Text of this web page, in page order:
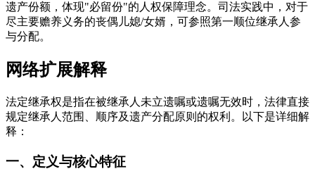
遗产份额，体现"必留份"的人权保障理念。司法实践中，对于
尽主要赡养义务的丧偶儿媳/女婿，可参照第一顺位继承人参
与分配。
网络扩展解释
法定继承权是指在被继承人未立遗嘱或遗嘱无效时，法律直接
规定继承人范围、顺序及遗产分配原则的权利。以下是详细解
释：
一、定义与核心特征